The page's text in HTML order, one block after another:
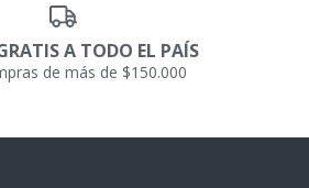
A TODO EL PAÍS
de más de $150.000